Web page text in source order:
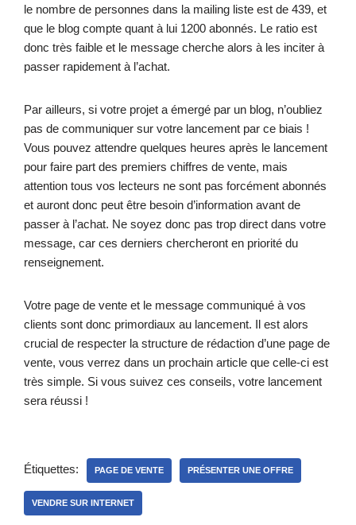
le nombre de personnes dans la mailing liste est de 439, et
que le blog compte quant à lui 1200 abonnés. Le ratio est
donc très faible et le message cherche alors à les inciter à
passer rapidement à l’achat.
Par ailleurs, si votre projet a émergé par un blog, n’oubliez
pas de communiquer sur votre lancement par ce biais !
Vous pouvez attendre quelques heures après le lancement
pour faire part des premiers chiffres de vente, mais
attention tous vos lecteurs ne sont pas forcément abonnés
et auront donc peut être besoin d’information avant de
passer à l’achat. Ne soyez donc pas trop direct dans votre
message, car ces derniers chercheront en priorité du
renseignement.
Votre page de vente et le message communiqué à vos
clients sont donc primordiaux au lancement. Il est alors
crucial de respecter la structure de rédaction d’une page de
vente, vous verrez dans un prochain article que celle-ci est
très simple. Si vous suivez ces conseils, votre lancement
sera réussi !
Étiquettes: PAGE DE VENTE PRÉSENTER UNE OFFRE
VENDRE SUR INTERNET